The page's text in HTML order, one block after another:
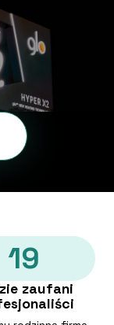
19
zaufani